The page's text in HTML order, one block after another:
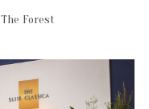
The Forest